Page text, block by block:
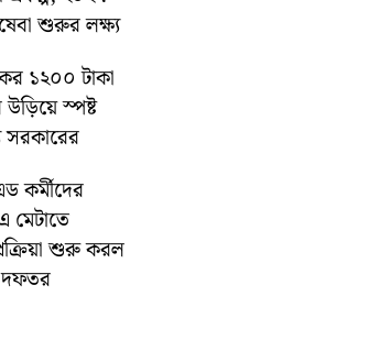
শুরুর লক্ষ্য
১২০০ টাকা
স্পষ্ট
সরকারের
কর্মীদের
মেটাতে
শুরু করল
দফতর